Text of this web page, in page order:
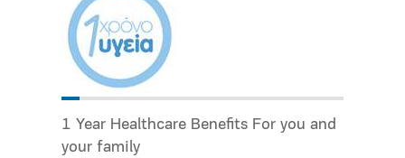
1 Year Healthcare Benefits For you and
your family